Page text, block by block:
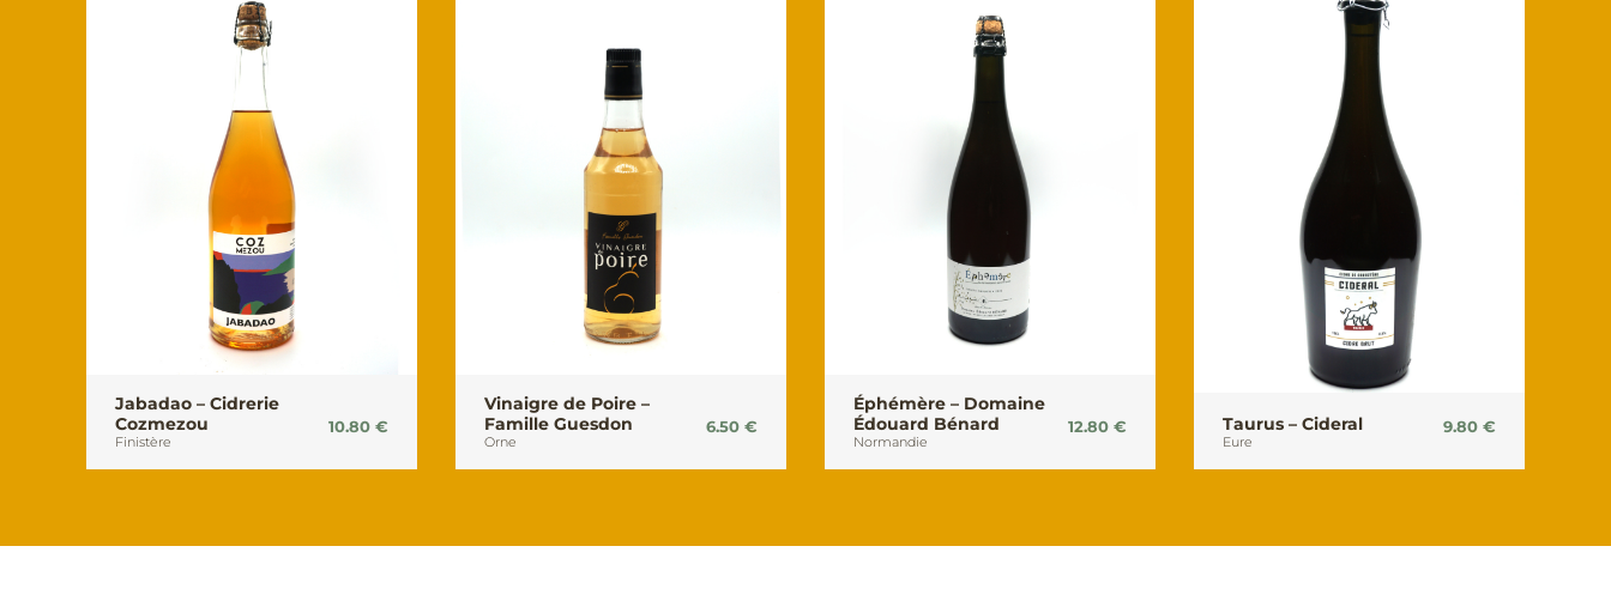
Jabadao – Cidrerie
Cozmezou
Finistère
10.80 €
Vinaigre de Poire –
Famille Guesdon
Orne
6.50 €
Éphémère – Domaine
Édouard Bénard
Normandie
12.80 € Taurus – Cideral
Eure
9.80 €